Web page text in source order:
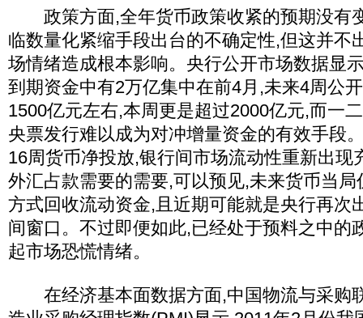
政策方面,全年货币政策收紧的预期没有
临数量化紧缩手段出台的不确定性,但这并不
场情绪造成根本影响。央行公开市场数据显
到期资金中有2万亿集中在前4月,未来4周公
1500亿元左右,本周更是超过2000亿元,而一
央票发行难以成为对冲增量资金的有效手段
16周货币净投放,银行间市场流动性重新出现
外汇占款需要的需要,可以预见,未来货币当
方式回收流动资金,且近期可能就是央行再次
间窗口。不过即便如此,已经处于预料之中的
起市场恐慌情绪。
在经济基本面数据方面,中国物流与采购